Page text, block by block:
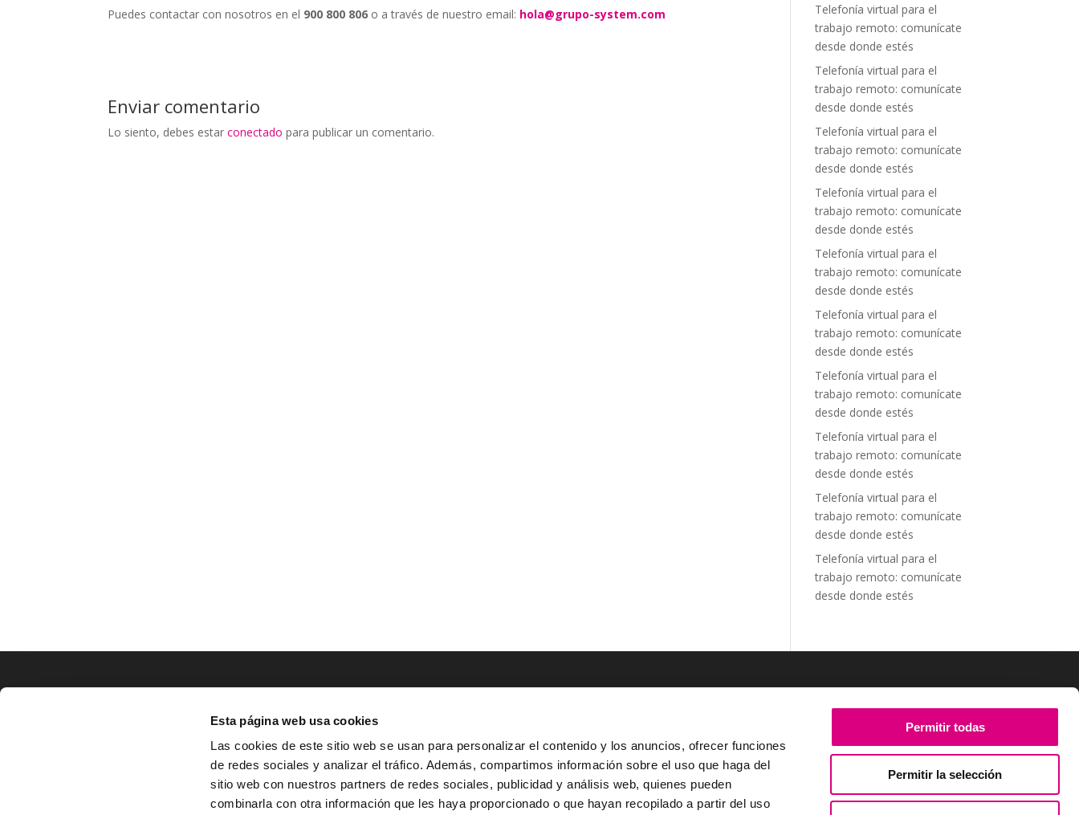
Esta página web usa cookies
Las cookies de este sitio web se usan para personalizar el contenido y los anuncios, ofrecer funciones
de redes sociales y analizar el tráfico. Además, compartimos información sobre el uso que haga del
sitio web con nuestros partners de redes sociales, publicidad y análisis web, quienes pueden
combinarla con otra información que les haya proporcionado o que hayan recopilado a partir del uso
Permitir todas
Permitir la selección
Puedes contactar con nosotros en el 900 800 806 o a través de nuestro email: hola@grupo-system.com
Enviar comentario
Lo siento, debes estarconectado para publicar un comentario.
Telefonía virtual para el
trabajo remoto: comunícate
desde donde estés
Telefonía virtual para el
trabajo remoto: comunícate
desde donde estés
Telefonía virtual para el
trabajo remoto: comunícate
desde donde estés
Telefonía virtual para el
trabajo remoto: comunícate
desde donde estés
Telefonía virtual para el
trabajo remoto: comunícate
desde donde estés
Telefonía virtual para el
trabajo remoto: comunícate
desde donde estés
Telefonía virtual para el
trabajo remoto: comunícate
desde donde estés
Telefonía virtual para el
trabajo remoto: comunícate
desde donde estés
Telefonía virtual para el
trabajo remoto: comunícate
desde donde estés
Telefonía virtual para el
trabajo remoto: comunícate
desde donde estés
LOCALIZACIÓN
Av. Zaragoza, Nº37, 1ºB,
31500 Tudela, Navarra
CONTACTO
 Tel.: (+34) 900 800 806

HOLA@GRUPO-
^ Aviso Legal
^ Política de Privacidad